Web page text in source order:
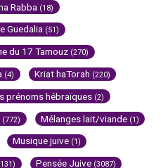
Rabba (18)
Guedalia (51)
du 17 Tamouz (270)
(4) Kriat haTorah (220)
prénoms hébraïques (2)
(772) Mélanges lait/viande (1)
Musique juive (1)
Pensée Juive (3087)